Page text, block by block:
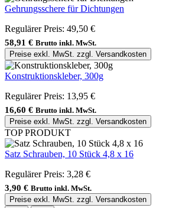
Gehrungsschere für Dichtungen
Regulärer Preis: 49,50 €
58,91 € Brutto inkl. MwSt.
Preise exkl. MwSt. zzgl. Versandkosten
Konstruktionskleber, 300g
Regulärer Preis: 13,95 €
16,60 € Brutto inkl. MwSt.
Preise exkl. MwSt. zzgl. Versandkosten
TOP PRODUKT
Satz Schrauben, 10 Stück 4,8 x 16
Regulärer Preis: 3,28 €
3,90 € Brutto inkl. MwSt.
Preise exkl. MwSt. zzgl. Versandkosten